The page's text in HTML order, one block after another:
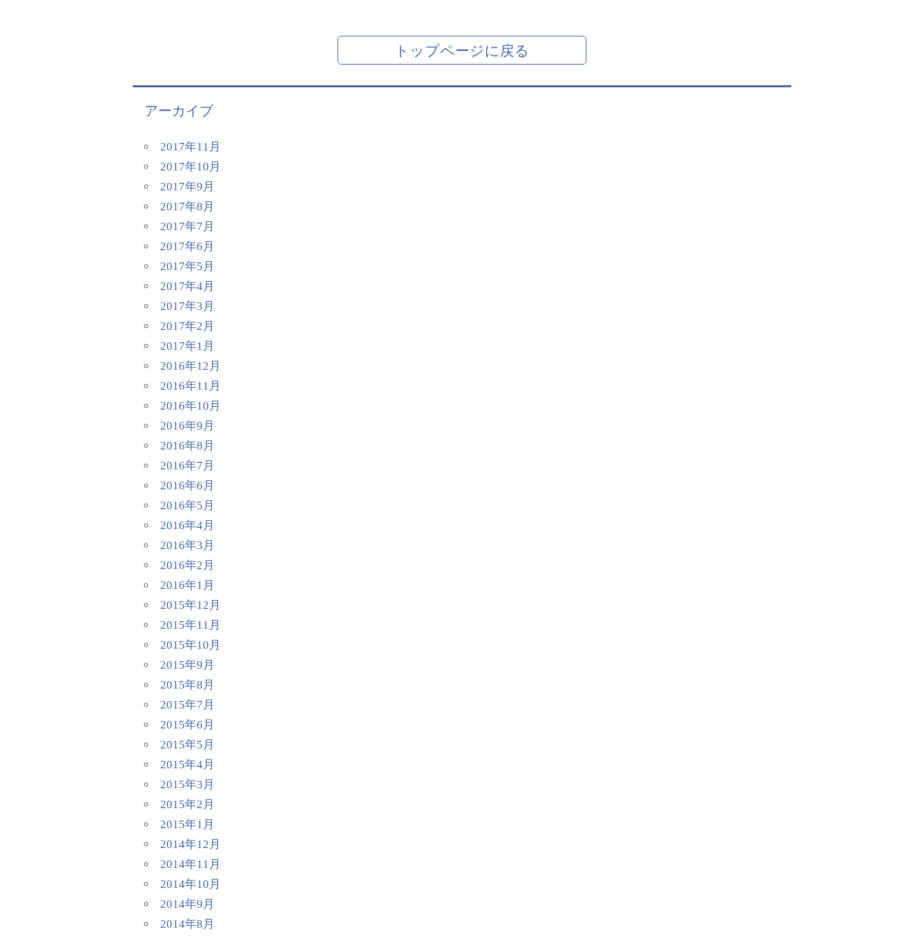
トップページに戻る
アーカイブ
2017年11月
2017年10月
2017年9月
2017年8月
2017年7月
2017年6月
2017年5月
2017年4月
2017年3月
2017年2月
2017年1月
2016年12月
2016年11月
2016年10月
2016年9月
2016年8月
2016年7月
2016年6月
2016年5月
2016年4月
2016年3月
2016年2月
2016年1月
2015年12月
2015年11月
2015年10月
2015年9月
2015年8月
2015年7月
2015年6月
2015年5月
2015年4月
2015年3月
2015年2月
2015年1月
2014年12月
2014年11月
2014年10月
2014年9月
2014年8月